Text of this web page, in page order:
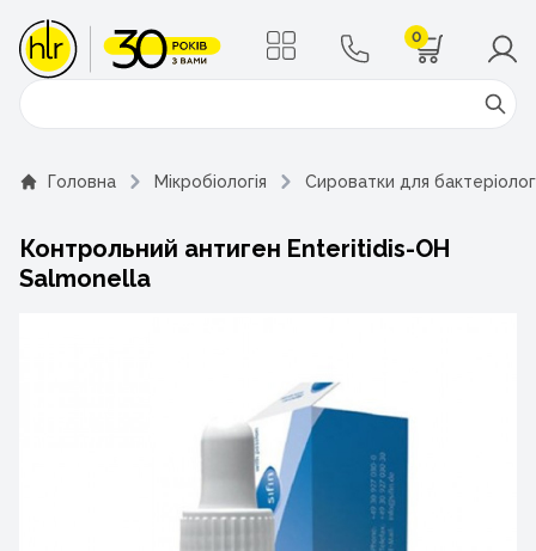
0
Поиск
Головна Мікробіологія Сироватки для
Контрольний антиген Enteritidis-OH
Salmonella